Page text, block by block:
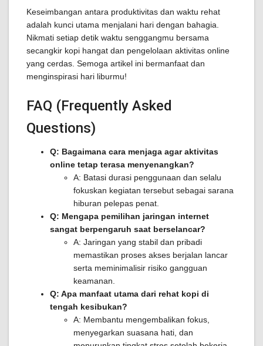
Keseimbangan antara produktivitas dan waktu rehat
adalah kunci utama menjalani hari dengan bahagia.
Nikmati setiap detik waktu senggangmu bersama
secangkir kopi hangat dan pengelolaan aktivitas online
yang cerdas. Semoga artikel ini bermanfaat dan
menginspirasi hari liburmu!
FAQ (Frequently Asked
Questions)
Q: Bagaimana cara menjaga agar aktivitas
online tetap terasa menyenangkan?
A: Batasi durasi penggunaan dan selalu
fokuskan kegiatan tersebut sebagai sarana
hiburan pelepas penat.
Q: Mengapa pemilihan jaringan internet
sangat berpengaruh saat berselancar?
A: Jaringan yang stabil dan pribadi
memastikan proses akses berjalan lancar
serta meminimalisir risiko gangguan
keamanan.
Q: Apa manfaat utama dari rehat kopi di
tengah kesibukan?
A: Membantu mengembalikan fokus,
menyegarkan suasana hati, dan